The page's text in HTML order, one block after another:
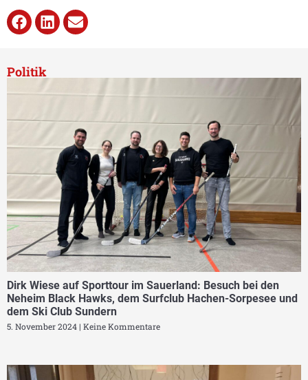
Politik
Dirk Wiese auf Sporttour im Sauerland: Besuch bei den
Neheim Black Hawks, dem Surfclub Hachen-Sorpesee und
dem Ski Club Sundern
5. November 2024 Keine Kommentare